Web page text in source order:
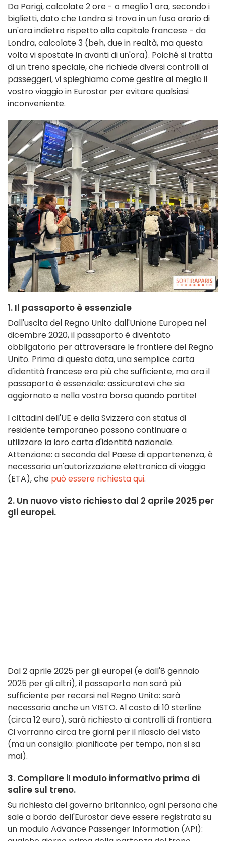
Da Parigi, calcolate 2 ore - o meglio 1 ora, secondo i
biglietti, dato che Londra si trova in un fuso orario di
un'ora indietro rispetto alla capitale francese - da
Londra, calcolate 3 (beh, due in realtà, ma questa
volta vi spostate in avanti di un'ora). Poiché si tratta
di un treno speciale, che richiede diversi controlli ai
passeggeri, vi spieghiamo come gestire al meglio il
vostro viaggio in Eurostar per evitare qualsiasi
inconveniente.
1. Il passaporto è essenziale
Dall'uscita del Regno Unito dall'Unione Europea nel
dicembre 2020, il passaporto è diventato
obbligatorio per attraversare le frontiere del Regno
Unito. Prima di questa data, una semplice carta
d'identità francese era più che sufficiente, ma ora il
passaporto è essenziale: assicuratevi che sia
aggiornato e nella vostra borsa quando partite!
I cittadini dell'UE e della Svizzera con status di
residente temporaneo possono continuare a
utilizzare la loro carta d'identità nazionale.
Attenzione: a seconda del Paese di appartenenza, è
necessaria un'autorizzazione elettronica di viaggio
(ETA), che può essere richiesta qui.
2. Un nuovo visto richiesto dal 2 aprile 2025 per
gli europei.
Dal 2 aprile 2025 per gli europei (e dall'8 gennaio
2025 per gli altri), il passaporto non sarà più
sufficiente per recarsi nel Regno Unito: sarà
necessario anche un VISTO. Al costo di 10 sterline
(circa 12 euro), sarà richiesto ai controlli di frontiera.
Ci vorranno circa tre giorni per il rilascio del visto
(ma un consiglio: pianificate per tempo, non si sa
mai).
3. Compilare il modulo informativo prima di
salire sul treno.
Su richiesta del governo britannico, ogni persona che
sale a bordo dell'Eurostar deve essere registrata su
un modulo Advance Passenger Information (API):